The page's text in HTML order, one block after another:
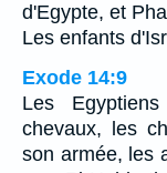
d'Egypte, et
Les enfants
Exode 14:9
Les
chevaux, les
son armée, les